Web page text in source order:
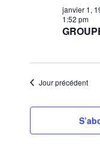
janvier 1,
1:52 pm
Jour précédent